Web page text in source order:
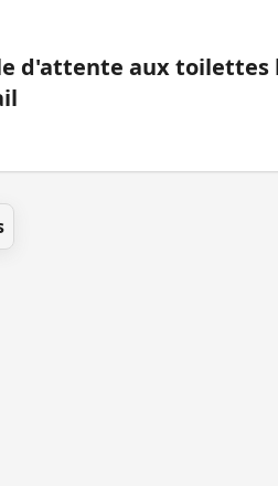
d'attente aux toilettes